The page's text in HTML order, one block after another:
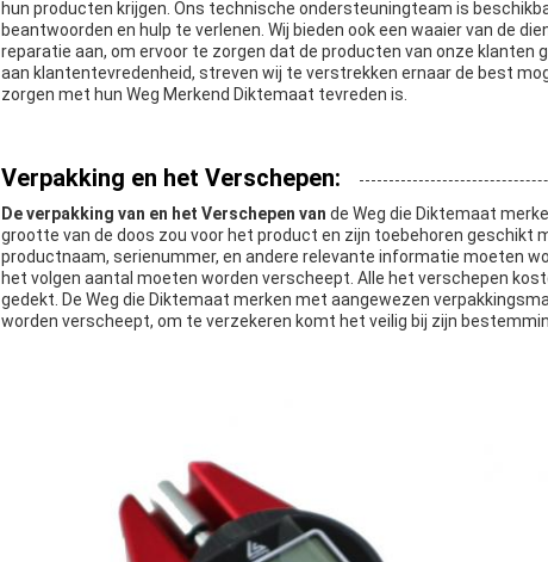
hun producten krijgen. Ons technische ondersteuningteam is
beantwoorden en hulp te verlenen. Wij bieden ook een waaier van de
reparatie aan, om ervoor te zorgen dat de producten van onze klanten
aan klantentevredenheid, streven wij te verstrekken ernaar de best
zorgen met hun Weg Merkend Diktemaat tevreden is.
Verpakking en het Verschepen:
De verpakking van en het Verschepen van de Weg die Diktemaat
grootte van de doos zou voor het product en zijn toebehoren geschikt
productnaam, serienummer, en andere relevante informatie moeten
het volgen aantal moeten worden verscheept. Alle het verschepen
gedekt. De Weg die Diktemaat merken met aangewezen
worden verscheept, om te verzekeren komt het veilig bij zijn